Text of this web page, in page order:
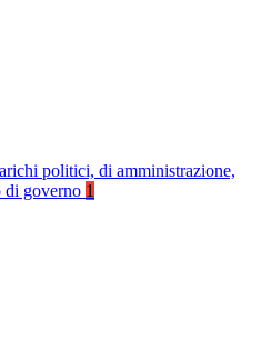
politici, di amministrazione,
di governo 1